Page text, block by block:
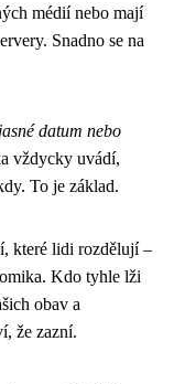
médií nebo mají
Snadno se na
datum nebo
vždycky uvádí,
To je základ.
které lidi rozdělují –
Kdo tyhle lži
obav a
že zazní.